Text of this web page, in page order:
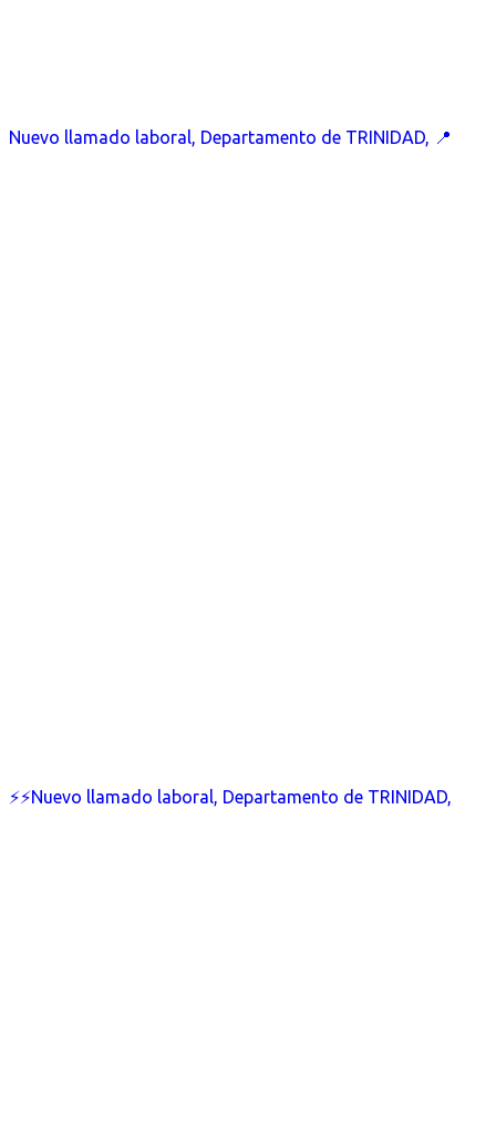
Nuevo llamado laboral, Departamento de TRINIDAD, 📍
⚡⚡Nuevo llamado laboral, Departamento de TRINIDAD,